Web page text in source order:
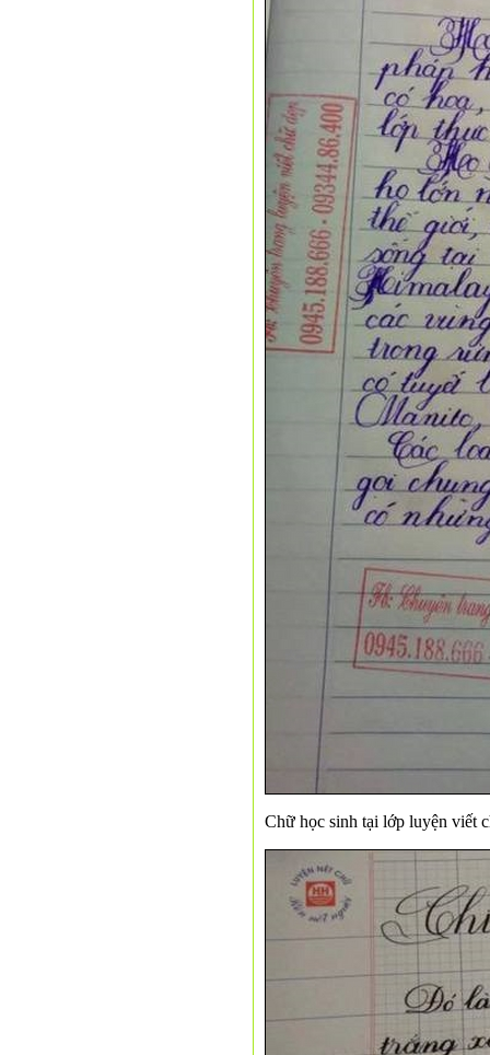
Chữ học sinh tại lớp luyện viết